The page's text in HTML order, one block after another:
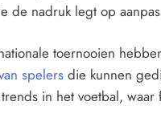
de nadruk legt op
toernooien
spelers die kunnen
in het voetbal,